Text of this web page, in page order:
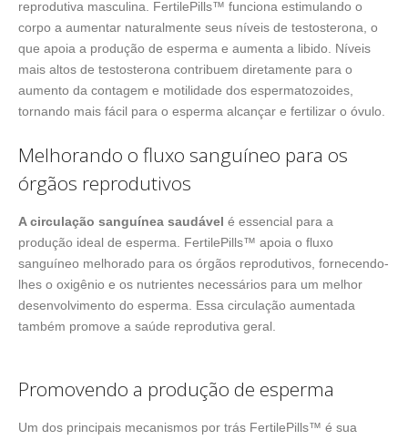
reprodutiva masculina. FertilePills™ funciona estimulando o
corpo a aumentar naturalmente seus níveis de testosterona, o
que apoia a produção de esperma e aumenta a libido. Níveis
mais altos de testosterona contribuem diretamente para o
aumento da contagem e motilidade dos espermatozoides,
tornando mais fácil para o esperma alcançar e fertilizar o óvulo.
Melhorando o fluxo sanguíneo para os
órgãos reprodutivos
A circulação sanguínea saudável é essencial para a
produção ideal de esperma. FertilePills™ apoia o fluxo
sanguíneo melhorado para os órgãos reprodutivos, fornecendo-
lhes o oxigênio e os nutrientes necessários para um melhor
desenvolvimento do esperma. Essa circulação aumentada
também promove a saúde reprodutiva geral.
Promovendo a produção de esperma
Um dos principais mecanismos por trás FertilePills™ é sua